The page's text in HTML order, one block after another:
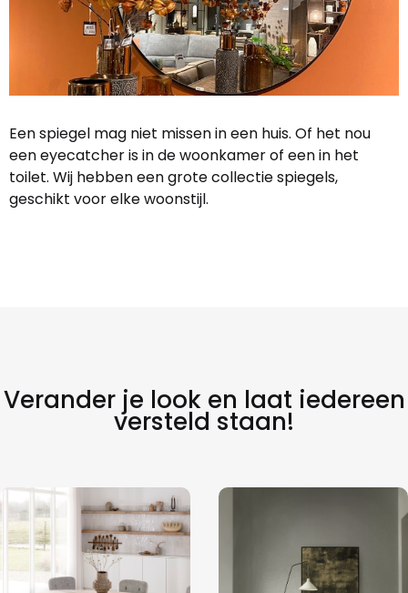
Een spiegel mag niet missen in een huis. Of het nou
een eyecatcher is in de woonkamer of een in het
toilet. Wij hebben een grote collectie spiegels,
geschikt voor elke woonstijl.
Verander je look en laat iedereen
versteld staan!